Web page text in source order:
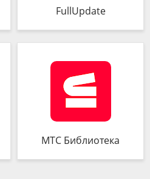
FullUpdate
МТС Библиотека